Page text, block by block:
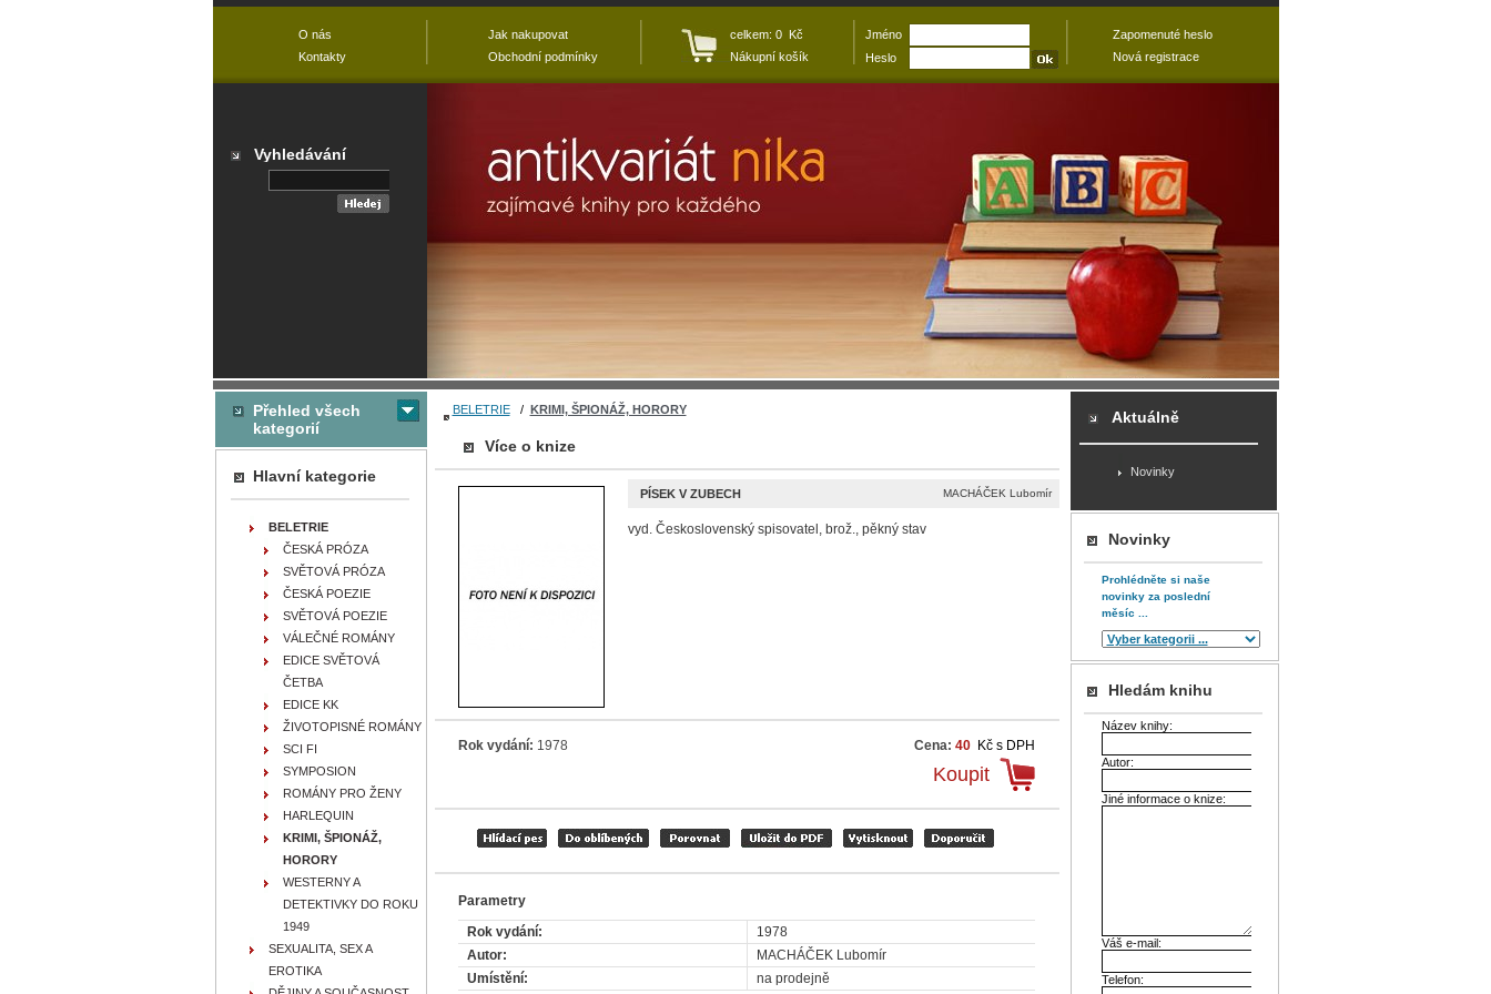
BELETRIE/ KRIMI, ŠPIONÁŽ, HORORY
Více o knize
PÍSEK V ZUBECH MACHÁČEK Lubomír
vyd. Československý spisovatel, brož., pěkný stav
Rok vydání: 1978 Cena: 40 Kč s DPH
Koupit
Parametry
Rok vydání:
1978
Autor:
MACHÁČEK Lubomír
Umístění:
na prodejně
Přehled všech
kategorií
Hlavní kategorie
BELETRIE
ČESKÁ PRÓZA
SVĚTOVÁ PRÓZA
ČESKÁ POEZIE
SVĚTOVÁ POEZIE
VÁLEČNÉ ROMÁNY
EDICE SVĚTOVÁ
ČETBA
EDICE KK
ŽIVOTOPISNÉ ROMÁNY
SCI FI
SYMPOSION
ROMÁNY PRO ŽENY
HARLEQUIN
KRIMI, ŠPIONÁŽ,
HORORY
WESTERNY A
DETEKTIVKY DO ROKU
1949
SEXUALITA, SEX A
EROTIKA
Aktuálně
Novinky
Novinky
Prohlédněte si naše
novinky za poslední
měsíc ...
Hledám knihu
Název knihy:
Autor:
Jiné informace o knize:
Váš e-mail:
Telefon:
O nás
Kontakty
Jak nakupovat
Obchodní podmínky
celkem: 0 Kč
Nákupní košík
Jméno
Heslo
Zapomenuté heslo
Nová registrace
Vyhledávání